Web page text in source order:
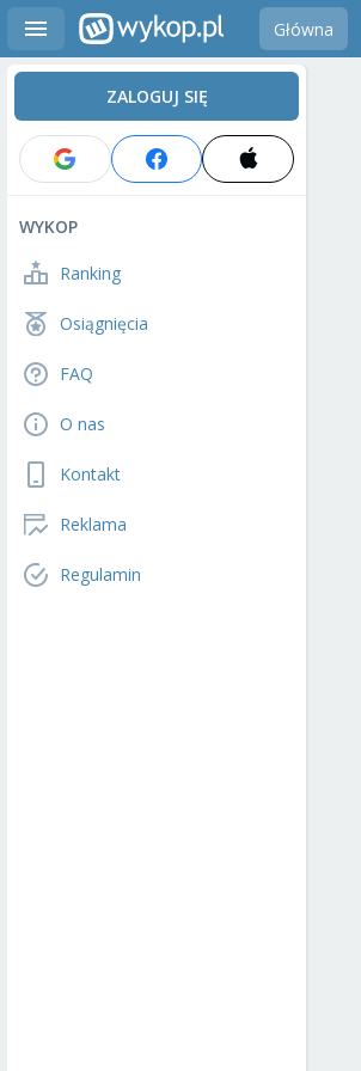
Główna
ZALOGUJ SIĘ
WYKOP
Ranking
Osiągnięcia
FAQ
O nas
Kontakt
Reklama
Regulamin